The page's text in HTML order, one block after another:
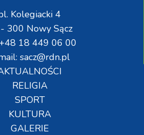
Kolegiacki 4
300 Nowy Sącz
18 449 06 00
sacz@rdn.pl
RELIGIA
SPORT
KULTURA
GALERIE